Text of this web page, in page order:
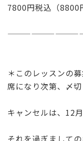
7800円税込（8800
＊このレッスンの
席になり次第、〆切
キャンセルは、12月
それを過ぎまして